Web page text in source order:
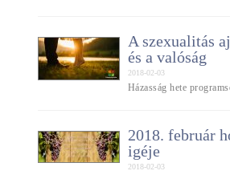
A szexualitás
és a valóság
2018-02-03
Házasság hete
2018. február
igéje
2018-02-03